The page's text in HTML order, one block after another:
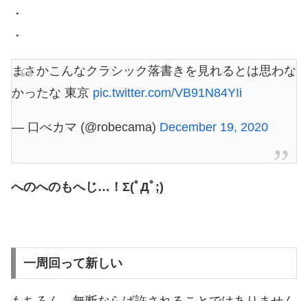
・
・
まさかこんなクラシック落書きを見れるとは思わな
かったな 東京 pic.twitter.com/VB91N84YIi
— 口べカマ (@robecama) December 19, 2020
へのへのもへじ…！Σ(ﾟДﾟ;)
一周回って新しい